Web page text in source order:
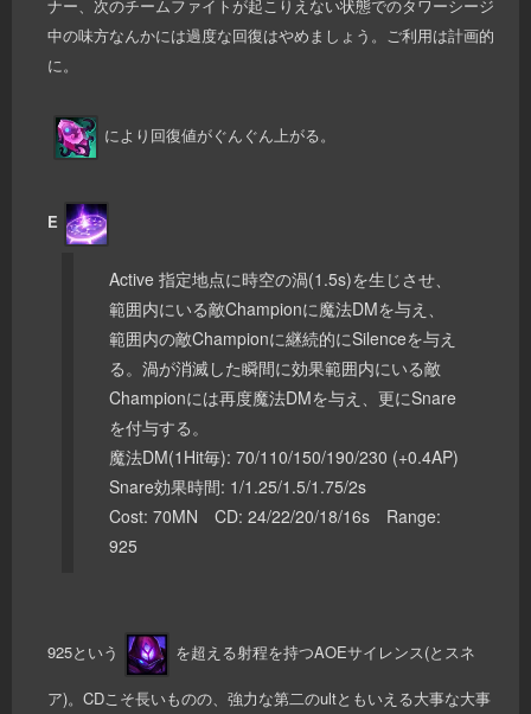
ナー、次のチームファイトが起こりえない状態でのタワーシージ
中の味方なんかには過度な回復はやめましょう。ご利用は計画的
に。
により回復値がぐんぐん上がる。
E
Active 指定地点に時空の渦(1.5s)を生じさせ、
範囲内にいる敵Championに魔法DMを与え、
範囲内の敵Championに継続的にSilenceを与え
る。渦が消滅した瞬間に効果範囲内にいる敵
Championには再度魔法DMを与え、更にSnare
を付与する。
魔法DM(1Hit毎): 70/110/150/190/230 (+0.4AP)
Snare効果時間: 1/1.25/1.5/1.75/2s
Cost: 70MN CD: 24/22/20/18/16s Range:
925
925という を超える射程を持つAOEサイレンス(とスネ
ア)。CDこそ長いものの、強力な第二のultともいえる大事な大事